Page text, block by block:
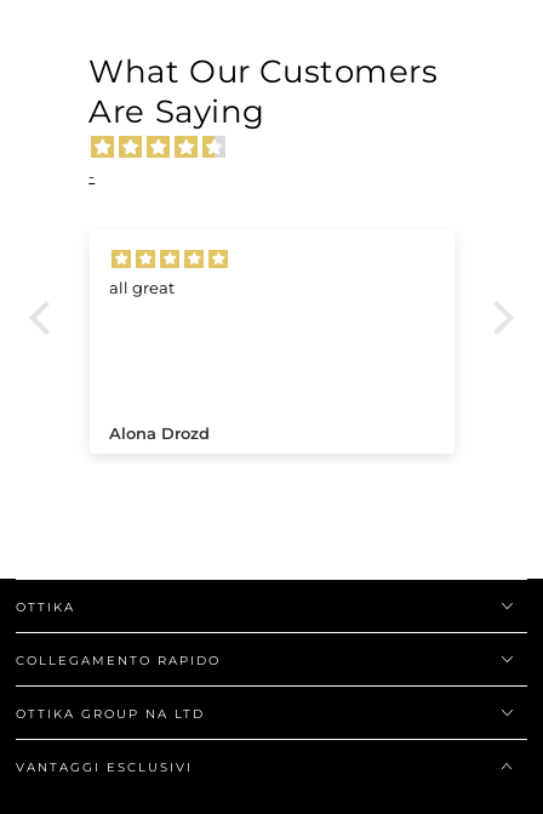
What Our Customers
Are Saying
-
all great
Alona Drozd
OTTIKA
COLLEGAMENTO RAPIDO
OTTIKA GROUP NA LTD
VANTAGGI ESCLUSIVI